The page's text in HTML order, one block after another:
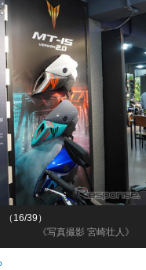
《写真撮影 宮崎壮人》
16/39）